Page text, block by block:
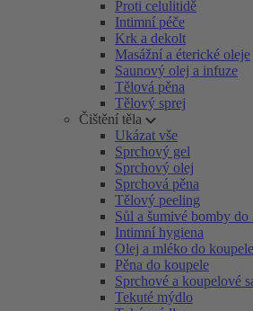
Proti celulitidě
Intimní péče
Krk a dekolt
Masážní a éterické oleje
Saunový olej a infuze
Tělová pěna
Tělový sprej
Čištění těla
Ukázat vše
Sprchový gel
Sprchový olej
Sprchová pěna
Tělový peeling
Sůl a šumivé bomby do
Intimní hygiena
Olej a mléko do koupele
Pěna do koupele
Sprchové a koupelové
Tekuté mýdlo